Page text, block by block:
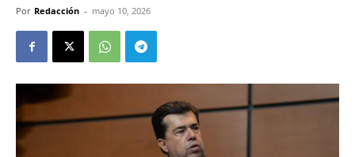
Por Redacción - mayo 10, 2026